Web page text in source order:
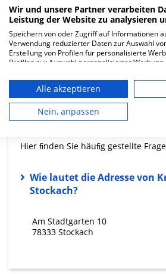
8.43
Pfleger
FAQ
Hier ﬁnden Sie häuﬁg gestellte
Wie lautet die Adresse von
Stockach?
Am Stadtgarten 10
78333 Stockach
Wir und unsere Partner verarbeiten
Leistung der Website zu analysieren
Speichern von oder Zugriff auf Informationen
Verwendung reduzierter Daten zur Auswahl
Erstellung von Profilen für personalisierte
Profilen zur Auswahl personalisierter
personalisierter Inhalte. Messung der
Performance von Inhalten. Analyse von
oder Kombinationen von Daten aus
und Verbesserung der Angebote. Verwendung
Auswahl von Inhalten.
Ihre Einwilligung und die cookie Richtlinie
Partnerliste anzeigen (1 IAB-Anbieter)
Wir nutzen Ihre Daten für folgende Zwecke:
Speichern von oder Zugriff auf
Informationen auf einem Endgerät
von Werbeanzeigen
Alle akzeptieren
Nein, anpassen